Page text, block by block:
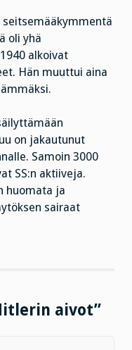
oli yhä
alkoivat
Hän muuttui aina
on jakautunut
Samoin 3000
SS:n aktiiveja.
huomata ja
sairaat
aivot”